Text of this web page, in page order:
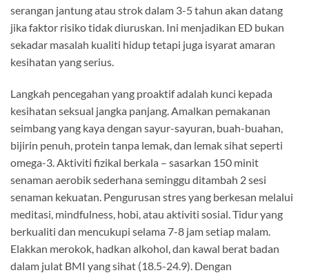
serangan jantung atau strok dalam 3-5 tahun akan datang
jika faktor risiko tidak diuruskan. Ini menjadikan ED bukan
sekadar masalah kualiti hidup tetapi juga isyarat amaran
kesihatan yang serius.
Langkah pencegahan yang proaktif adalah kunci kepada
kesihatan seksual jangka panjang. Amalkan pemakanan
seimbang yang kaya dengan sayur-sayuran, buah-buahan,
bijirin penuh, protein tanpa lemak, dan lemak sihat seperti
omega-3. Aktiviti fizikal berkala – sasarkan 150 minit
senaman aerobik sederhana seminggu ditambah 2 sesi
senaman kekuatan. Pengurusan stres yang berkesan melalui
meditasi, mindfulness, hobi, atau aktiviti sosial. Tidur yang
berkualiti dan mencukupi selama 7-8 jam setiap malam.
Elakkan merokok, hadkan alkohol, dan kawal berat badan
dalam julat BMI yang sihat (18.5-24.9). Dengan